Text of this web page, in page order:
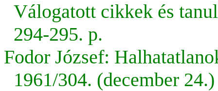
Válogatott cikkek és
294-295. p.
Fodor József:
1961/304. (december